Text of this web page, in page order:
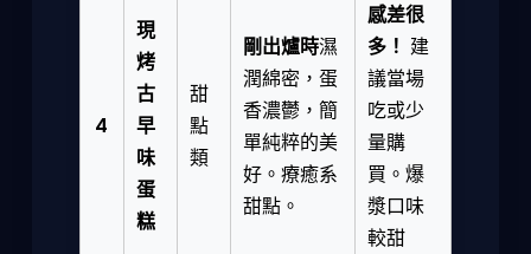
4
現
烤
古
早
味
蛋
糕
甜
點
類
剛出爐時濕
潤綿密，蛋
香濃鬱，簡
單純粹的美
好。療癒系
甜點。
感差很
多！ 建
議當場
吃或少
量購
買。爆
漿口味
較甜